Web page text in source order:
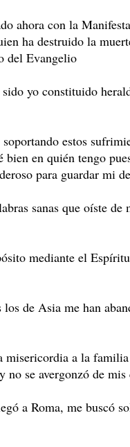
ahora con la
ha destruido la
del Evangelio
yo constituido
estos
bien en quién tengo
para guardar mi
sanas que oíste
mediante el
los de Asia me han
misericordia a la
se avergonzó de mis
a Roma, me buscó